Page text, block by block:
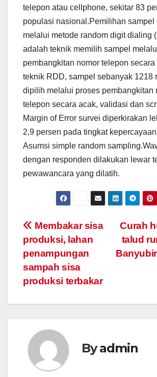
telepon atau cellphone, sekitar 83
populasi nasional.Pemilihan sampel
melalui metode random digit dialing
adalah teknik memilih sampel
pembangkitan nomor telepon
teknik RDD, sampel sebanyak 1218
dipilih melalui proses pembangkitan
telepon secara acak, validasi dan
Margin of Error survei diperkirakan
2,9 persen pada tingkat
Asumsi simple random
dengan responden dilakukan lewar
pewawancara yang dilatih.
Post
navigation
Curah
talud
Membakar sisa
produksi, lahan
penampungan
sampah sisa
produksi terbakar
Byadmin